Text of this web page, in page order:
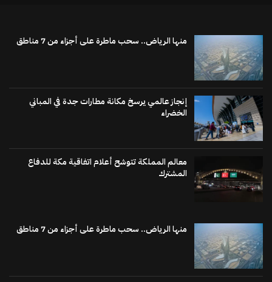
منها الرياض.. سحب ماطرة على أجزاء من 7 مناطق
إنجاز عالمي يرسخ مكانة مطارات جدة في المباني
الخضراء
معالم المملكة تتوشح أعلام اتفاقية مكة للدفاع
المشترك
منها الرياض.. سحب ماطرة على أجزاء من 7 مناطق